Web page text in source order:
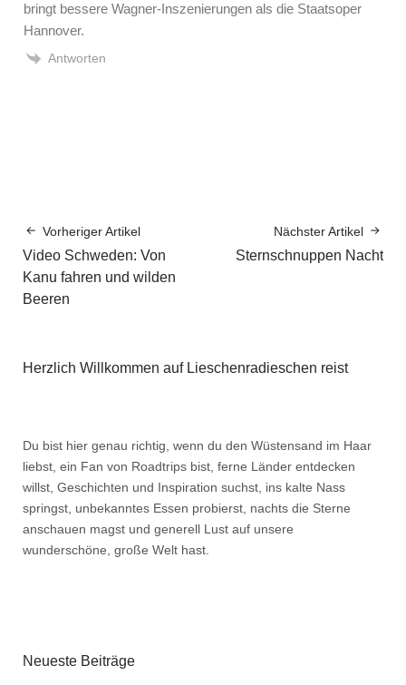
bringt bessere Wagner-Inszenierungen als die Staatsoper
Hannover.
Antworten
Vorheriger Artikel
Video Schweden: Von
Kanu fahren und wilden
Beeren
Nächster Artikel
Sternschnuppen Nacht
Herzlich Willkommen auf Lieschenradieschen reist
Du bist hier genau richtig, wenn du den Wüstensand im Haar
liebst, ein Fan von Roadtrips bist, ferne Länder entdecken
willst, Geschichten und Inspiration suchst, ins kalte Nass
springst, unbekanntes Essen probierst, nachts die Sterne
anschauen magst und generell Lust auf unsere
wunderschöne, große Welt hast.
Neueste Beiträge